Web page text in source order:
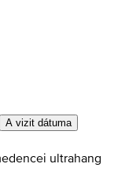
A vizit dátuma
ultrahang